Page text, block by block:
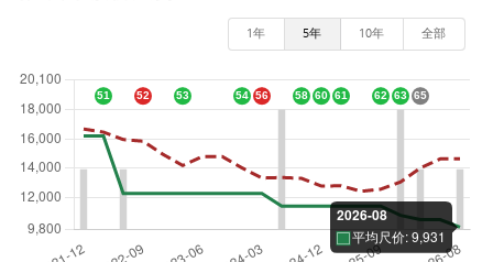
1年 5年 10年 全部